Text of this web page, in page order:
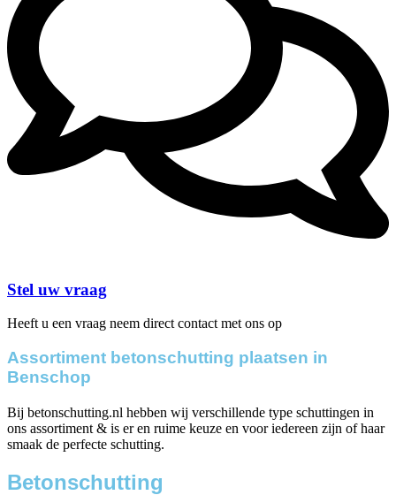
Stel uw vraag
Heeft u een vraag neem direct contact met ons op
Assortiment betonschutting plaatsen in
Benschop
Bij betonschutting.nl hebben wij verschillende type schuttingen in
ons assortiment & is er en ruime keuze en voor iedereen zijn of haar
smaak de perfecte schutting.
Betonschutting